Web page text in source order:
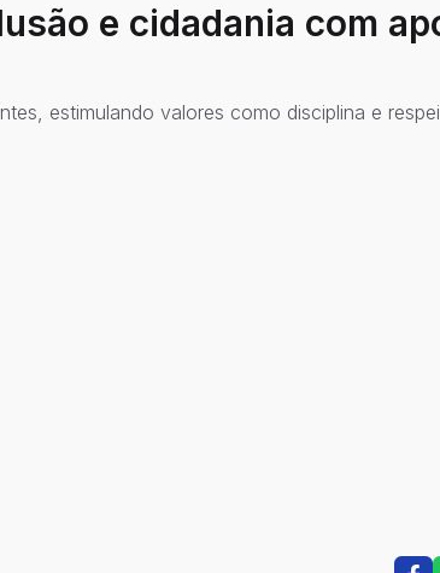
e cidadania com
estimulando valores como disciplina e